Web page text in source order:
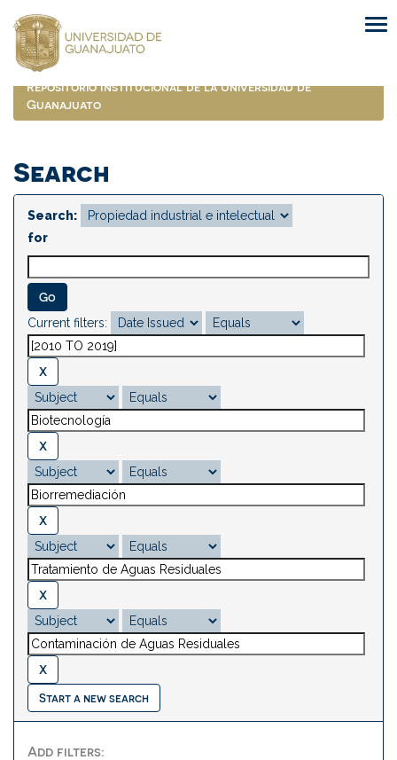
navigation
Repositorio Institucional de la Universidad de
Guanajuato
Search
Search:
for
Current filters:
Start a new search
Add filters: